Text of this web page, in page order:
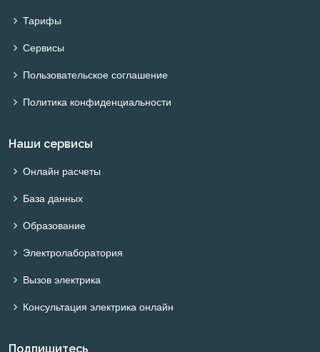
Тарифы
Сервисы
Пользовательское соглашение
Политика конфиденциальности
Наши сервисы
Онлайн расчеты
База данных
Образование
Электролаборатория
Вызов электрика
Консультация электрика онлайн
Подпишитесь